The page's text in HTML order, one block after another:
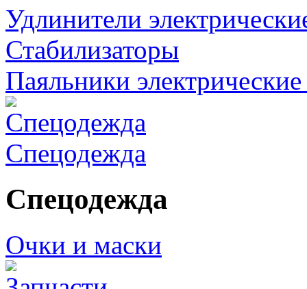
Удлинители
Стабилизаторы
Паяльники
Спецодежда
Спецодежда
Очки и маски